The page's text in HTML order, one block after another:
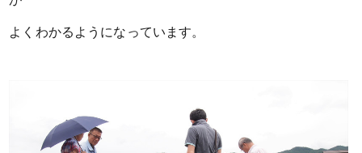
よくわかるようになっています。